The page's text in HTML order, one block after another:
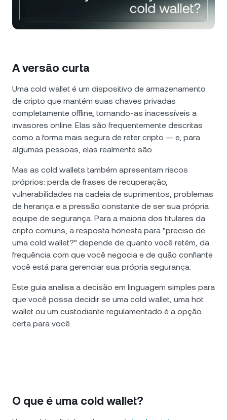
Futures
Programa de Fidelidade
0,27%
USD Coin USDC
Polkadot DOT
XRP XRP 0,35%
Solana SOL
EURC EURC
Explore todos os ativos
A versão curta
Uma cold wallet é um dispositivo de armazenamento
de cripto que mantém suas chaves privadas
completamente offline, tornando-as inacessíveis a
invasores online. Elas são frequentemente descritas
como a forma mais segura de reter cripto — e, para
algumas pessoas, elas realmente são.
Mas as cold wallets também apresentam riscos
próprios: perda de frases de recuperação,
vulnerabilidades na cadeia de suprimentos, problemas
de herança e a pressão constante de ser sua própria
equipe de segurança. Para a maioria dos titulares da
cripto comuns, a resposta honesta para "preciso de
uma cold wallet?" depende de quanto você retém, da
frequência com que você negocia e de quão confiante
você está para gerenciar sua própria segurança.
Este guia analisa a decisão em linguagem simples para
que você possa decidir se uma cold wallet, uma hot
wallet ou um custodiante regulamentado é a opção
certa para você.
O que é uma cold wallet?